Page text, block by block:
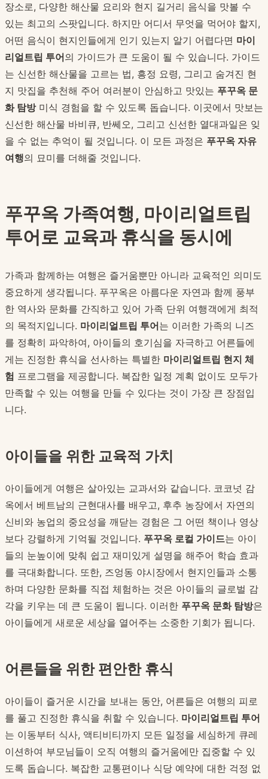
장소로, 다양한 해산물 요리와 현지 길거리 음식을 맛볼 수
있는 최고의 스팟입니다. 하지만 어디서 무엇을 먹어야 할지,
어떤 음식이 현지인들에게 인기 있는지 알기 어렵다면 마이
리얼트립 투어의 가이드가 큰 도움이 될 수 있습니다. 가이드
는 신선한 해산물을 고르는 법, 흥정 요령, 그리고 숨겨진 현
지 맛집을 추천해 주어 여러분이 안심하고 맛있는 푸꾸옥 문
화 탐방미식 경험을 할 수 있도록 돕습니다. 이곳에서 맛보는
신선한 해산물 바비큐, 반쎄오, 그리고 신선한 열대과일은 잊
을 수 없는 추억이 될 것입니다. 이 모든 과정은 푸꾸옥 자유
여행의 묘미를 더해줄 것입니다.
푸꾸옥 가족여행, 마이리얼트립
투어로 교육과 휴식을 동시에
가족과 함께하는 여행은 즐거움뿐만 아니라 교육적인 의미도
중요하게 생각됩니다. 푸꾸옥은 아름다운 자연과 함께 풍부
한 역사와 문화를 간직하고 있어 가족 단위 여행객에게 최적
의 목적지입니다. 마이리얼트립 투어는 이러한 가족의 니즈
를 정확히 파악하여, 아이들의 호기심을 자극하고 어른들에
게는 진정한 휴식을 선사하는 특별한 마이리얼트립 현지 체
험 프로그램을 제공합니다. 복잡한 일정 계획 없이도 모두가
만족할 수 있는 여행을 만들 수 있다는 것이 가장 큰 장점입
니다.
아이들을 위한 교육적 가치
아이들에게 여행은 살아있는 교과서와 같습니다. 코코넛 감
옥에서 베트남의 근현대사를 배우고, 후추 농장에서 자연의
신비와 농업의 중요성을 깨닫는 경험은 그 어떤 책이나 영상
보다 강렬하게 기억될 것입니다. 푸꾸옥 로컬 가이드는 아이
들의 눈높이에 맞춰 쉽고 재미있게 설명을 해주어 학습 효과
를 극대화합니다. 또한, 즈엉동 야시장에서 현지인들과 소통
하며 다양한 문화를 직접 체험하는 것은 아이들의 글로벌 감
각을 키우는 데 큰 도움이 됩니다. 이러한 푸꾸옥 문화 탐방은
아이들에게 새로운 세상을 열어주는 소중한 기회가 됩니다.
어른들을 위한 편안한 휴식
아이들이 즐거운 시간을 보내는 동안, 어른들은 여행의 피로
를 풀고 진정한 휴식을 취할 수 있습니다. 마이리얼트립 투어
는 이동부터 식사, 액티비티까지 모든 일정을 세심하게 큐레
이션하여 부모님들이 오직 여행의 즐거움에만 집중할 수 있
도록 돕습니다. 복잡한 교통편이나 식당 예약에 대한 걱정 없